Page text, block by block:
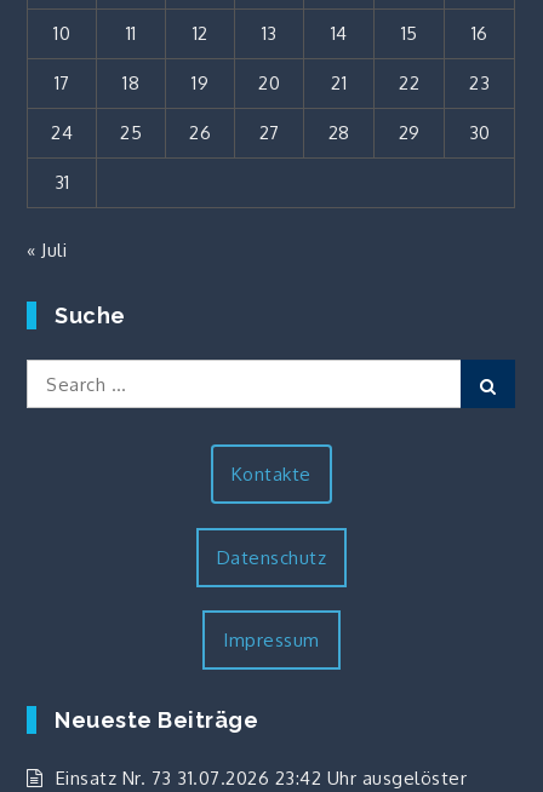
10 11 12 13 14 15 16
17 18 19 20 21 22 23
24 25 26 27 28 29 30
31
« Juli
Suche
Search
for:
Kontakte
Datenschutz
Impressum
Neueste Beiträge
Einsatz Nr. 73 31.07.2026 23:42 Uhr ausgelöster